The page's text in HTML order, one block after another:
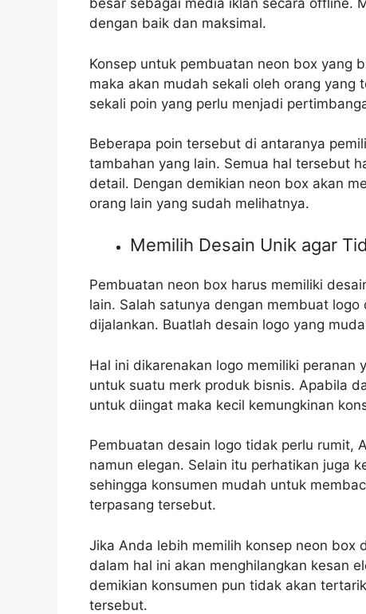
besar sebagai media iklan secara offline.
dengan baik dan maksimal.
Konsep untuk pembuatan neon box yang
maka akan mudah sekali oleh orang yang
sekali poin yang perlu menjadi
Beberapa poin tersebut di antaranya
tambahan yang lain. Semua hal tersebut
detail. Dengan demikian neon box akan
orang lain yang sudah melihatnya.
Memilih Desain Unik agar
Pembuatan neon box harus memiliki
lain. Salah satunya dengan membuat
dijalankan. Buatlah desain logo yang
Hal ini dikarenakan logo memiliki
untuk suatu merk produk bisnis. Apabila
untuk diingat maka kecil kemungkinan
Pembuatan desain logo tidak perlu rumit,
namun elegan. Selain itu perhatikan juga
sehingga konsumen mudah untuk
terpasang tersebut.
Jika Anda lebih memilih konsep neon box
dalam hal ini akan menghilangkan kesan
demikian konsumen pun tidak akan
tersebut.